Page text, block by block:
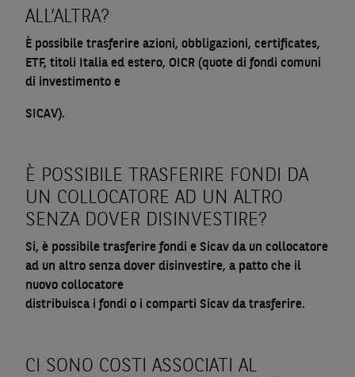
ALL’ALTRA?
È possibile trasferire azioni, obbligazioni, certificates,
ETF, titoli Italia ed estero, OICR (quote di fondi comuni
di investimento e
SICAV).
È POSSIBILE TRASFERIRE FONDI DA
UN COLLOCATORE AD UN ALTRO
SENZA DOVER DISINVESTIRE?
Si, è possibile trasferire fondi e Sicav da un collocatore
ad un altro senza dover disinvestire, a patto che il
nuovo collocatore
distribuisca i fondi o i comparti Sicav da trasferire.
CI SONO COSTI ASSOCIATI AL